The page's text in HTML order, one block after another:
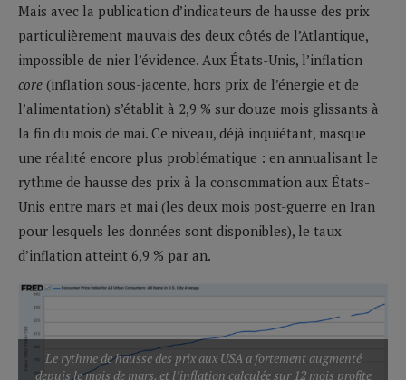
Mais avec la publication d’indicateurs de hausse des prix
particulièrement mauvais des deux côtés de l’Atlantique,
impossible de nier l’évidence. Aux États-Unis, l’inflation
core (inflation sous-jacente, hors prix de l’énergie et de
l’alimentation) s’établit à 2,9 % sur douze mois glissants à
la fin du mois de mai. Ce niveau, déjà inquiétant, masque
une réalité encore plus problématique : en annualisant le
rythme de hausse des prix à la consommation aux États-
Unis entre mars et mai (les deux mois post-guerre en Iran
pour lesquels les données sont disponibles), le taux
d’inflation atteint 6,9 % par an.
Le rythme de hausse des prix aux USA a fortement augmenté
depuis le mois de mars, et l’inflation calculée sur 12 mois profite